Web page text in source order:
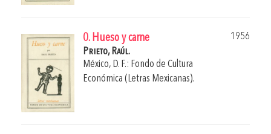
0. Hueso y carne
1956
Prieto, Raúl.
México, D. F.: Fondo de Cultura
Económica (Letras Mexicanas).